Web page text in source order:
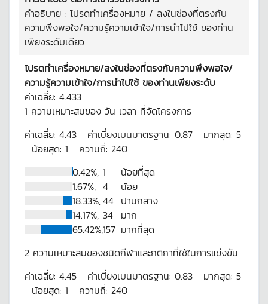
คำอธิบาย : โปรดทำเครื่องหมาย / ลงในช่องที่ตรงกับ
ความพึงพอใจ/ความรู้ความเข้าใจ/การนำไปใช้ ของท่าน
เพียงระดับเดียว
โปรดทำเครื่องหมาย/ลงในช่องที่ตรงกับความพึงพอใจ/
ความรู้ความเข้าใจ/การนำไปใช้ ของท่านเพียงระดับ
ค่าเฉลี่ย: 4.433
1 ความเหมาะสมของ วัน เวลา ที่จัดโครงการ
ค่าเฉลี่ย: 4.43 ค่าเบี่ยงเบนมาตรฐาน: 0.87 มากสุด: 5
น้อยสุด: 1 ความถี่: 240
0.42%, 1
น้อยที่สุด
1.67%, 4
น้อย
18.33%,44 ปานกลาง
14.17%, 34 มาก
65.42%,157 มากที่สุด
2 ความเหมาะสมของชนิดกีฬาและกติกาที่ใช้ในการแข่งขัน
ค่าเฉลี่ย: 4.45 ค่าเบี่ยงเบนมาตรฐาน: 0.83 มากสุด: 5
น้อยสุด: 1 ความถี่: 240